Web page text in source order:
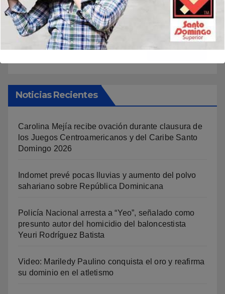
Buscar
Noticias Recientes
Carolina Mejía recibe ovación durante clausura de
los Juegos Centroamericanos y del Caribe Santo
Domingo 2026
Indomet prevé pocas lluvias y aumento del polvo
sahariano sobre República Dominicana
Policía Nacional arresta a “Yeo”, señalado como
presunto autor del homicidio del baloncestista
Yeuri Rodríguez Batista
Video: Mariledy Paulino conquista el oro y reafirma
su dominio en el atletismo